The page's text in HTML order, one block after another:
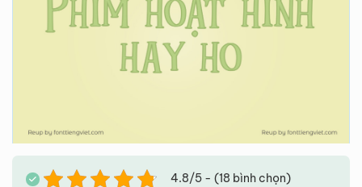
4.8/5 - (18 bình chọn)